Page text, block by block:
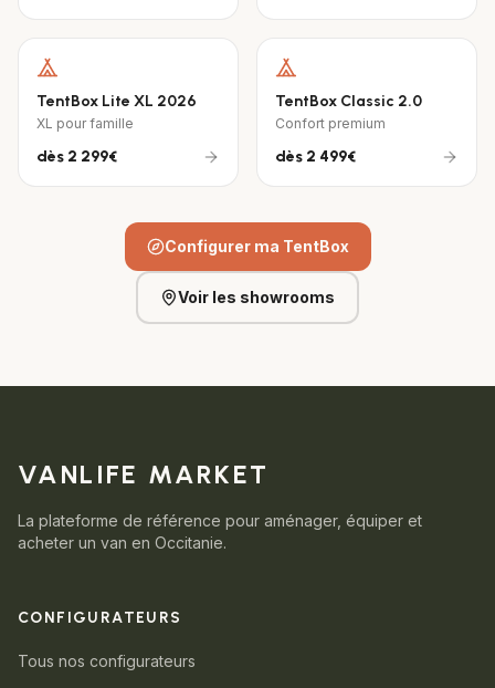
TentBox Lite XL 2026
XL pour famille
dès 2 299€
TentBox Classic 2.0
Confort premium
dès 2 499€
Configurer ma TentBox
Voir les showrooms
VANLIFE MARKET
La plateforme de référence pour aménager, équiper et
acheter un van en Occitanie.
CONFIGURATEURS
Tous nos configurateurs